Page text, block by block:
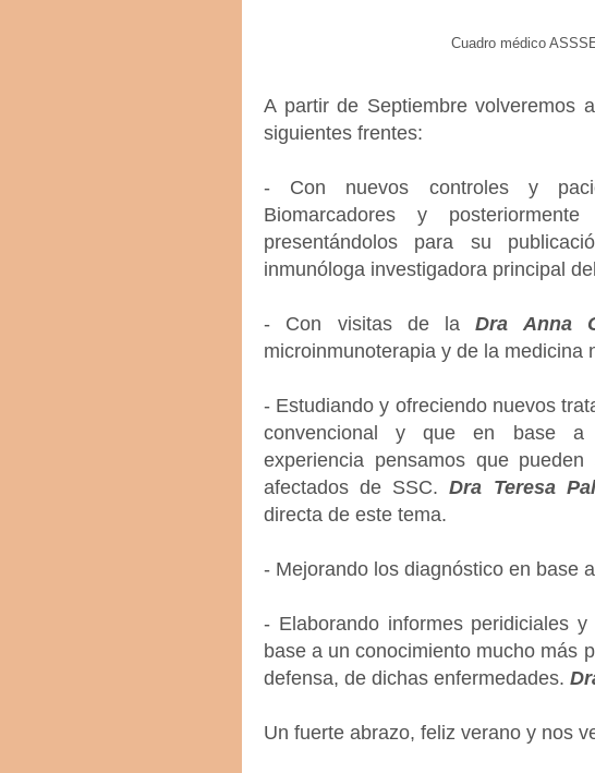
Cuadro médico
A partir de Septiembre volveremos
siguientes frentes:
- Con nuevos controles y
Biomarcadores y
presentándolos para su
inmunóloga investigadora principal
- Con visitas de laDra Anna
microinmunoterapia y de la medicina
- Estudiando y ofreciendo nuevos
convencional y que en base a
experiencia pensamos que
afectados de SSC.Dra Teresa
directa de este tema.
- Mejorando los diagnóstico en base
- Elaborando informes peridiciales
base a un conocimiento mucho más
defensa, de dichas enfermedades.
Un fuerte abrazo, feliz verano y nos